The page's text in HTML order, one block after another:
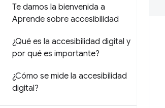
Te damos la bienvenida a
Aprende sobre accesibilidad
¿Qué es la accesibilidad digital y
por qué es importante?
¿Cómo se mide la accesibilidad
digital?